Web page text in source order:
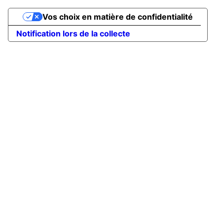
Notification lors de la collecte
Vos choix en matière de confidentialité